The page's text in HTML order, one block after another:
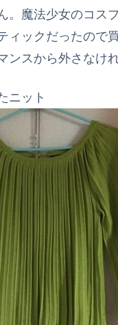
。魔法少女のコス
ィックだったので
ンスから外さなけ
ニット